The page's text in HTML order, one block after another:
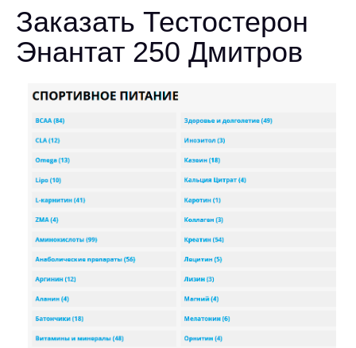
Заказать Тестостерон
Энантат 250 Дмитров